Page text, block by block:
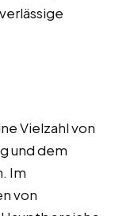
Vielzahl von
und dem
Im
von